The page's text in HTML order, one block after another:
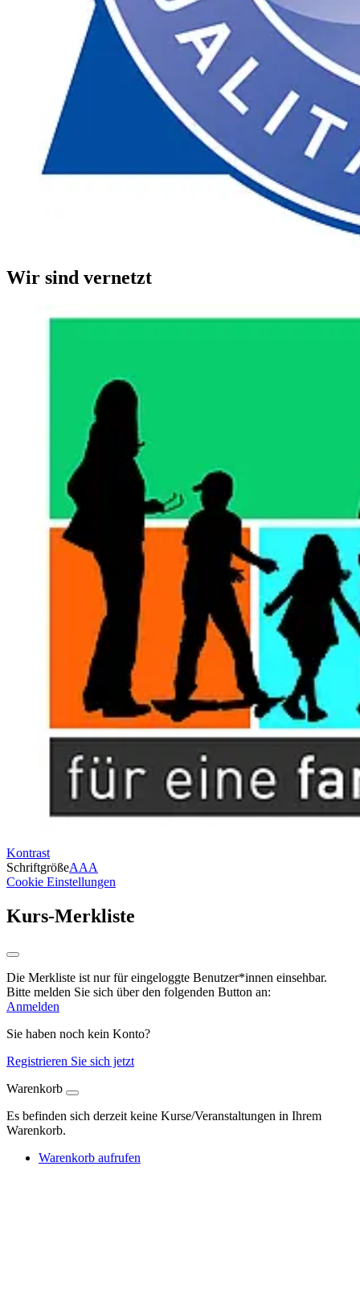
Wir sind vernetzt
Kontrast
SchriftgrößeAAA
Cookie Einstellungen
Kurs-Merkliste
Die Merkliste ist nur für eingeloggte Benutzer*innen einsehbar.
Bitte melden Sie sich über den folgenden Button an:
Anmelden
Sie haben noch kein Konto?
Registrieren Sie sich jetzt
Warenkorb
Es befinden sich derzeit keine Kurse/Veranstaltungen in Ihrem
Warenkorb.
Warenkorb aufrufen